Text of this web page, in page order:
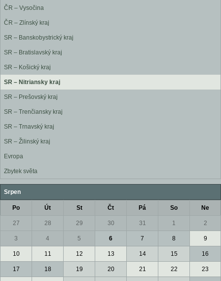
ČR – Vysočina
ČR – Zlínský kraj
SR – Banskobystrický kraj
SR – Bratislavský kraj
SR – Košický kraj
SR – Nitriansky kraj
SR – Prešovský kraj
SR – Trenčiansky kraj
SR – Trnavský kraj
SR – Žilinský kraj
Evropa
Zbytek světa
Srpen
Po Út St Čt Pá So Ne
27 28 29 30 31 1 2
3 4 5 6 7 8 9
10 11 12 13 14 15 16
17 18 19 20 21 22 23